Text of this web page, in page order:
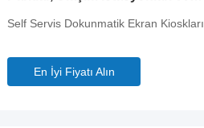
Self Servis Dokunmatik Ekran Kioskları
En İyi Fiyatı Alın